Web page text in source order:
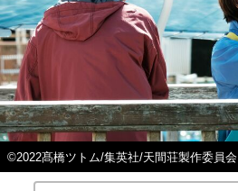
©2022髙橋ツトム/集英社/天間荘製作委員会